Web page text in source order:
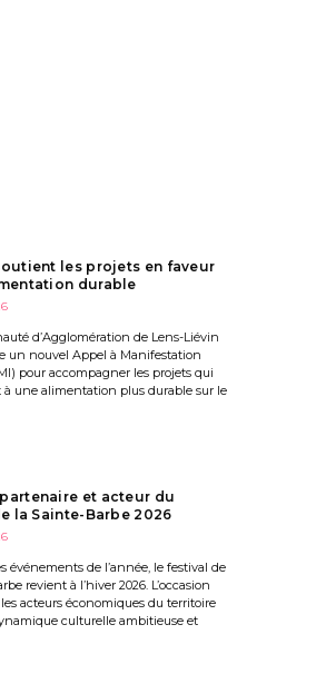
les projets en faveur
durable
d’Agglomération de Lens-Liévin
un nouvel Appel à Manifestation
pour accompagner les projets qui
une alimentation plus durable sur le
et acteur du
la Sainte-Barbe 2026
événements de l’année, le festival de
revient à l’hiver 2026. L’occasion
acteurs économiques du territoire
culturelle ambitieuse et